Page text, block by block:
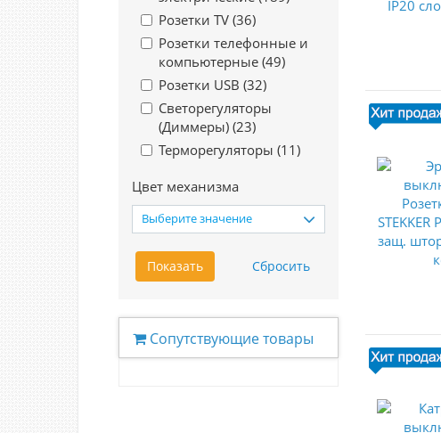
Розетки TV (36)
Розетки телефонные и
компьютерные (49)
Розетки USB (32)
Светорегуляторы
(Диммеры) (23)
Терморегуляторы (11)
Цвет механизма
Выберите значение
Сопутствующие товары